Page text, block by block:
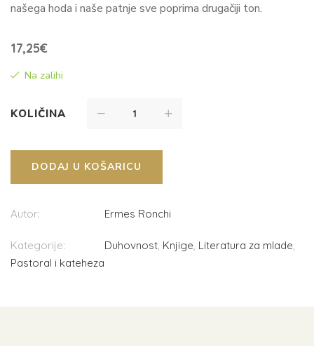
našega hoda i naše patnje sve poprima drugačiji ton.
17,25€
Na zalihi
KOLIČINA
DODAJ U KOŠARICU
Autor: Ermes Ronchi
Kategorije: Duhovnost Knjige Literatura za mlade
Pastoral i kateheza